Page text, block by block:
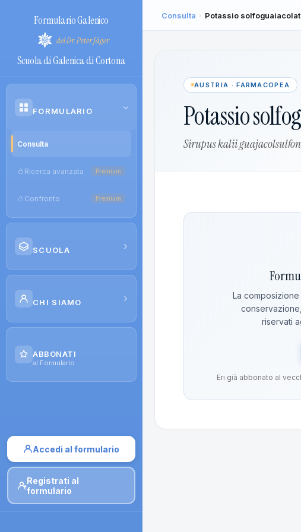
Formulario Galenico
del Dr. Peter Jäger
Scuola di Galenica di Cortona
FORMULARIO ›
Consulta
Ricerca avanzata Premium
Confronto Premium
SCUOLA ›
Corsi
Moduli di iscrizione
CHI SIAMO ›
Contatti
ABBONATI
al Formulario
Accedi al formulario
Registrati al
formulario
Consulta › Potassio
AUSTRIA · FARMACOPEA
Potassio
Sirupus kalii
La
riservati
Eri già abbonato al